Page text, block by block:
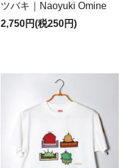
ツバキ｜Naoyuki Omine
2,750円(税250円)